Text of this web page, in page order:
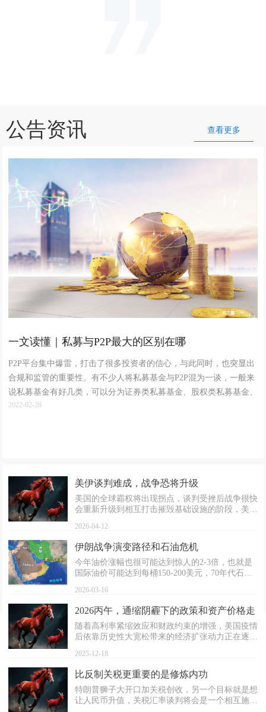
一文读懂｜私募与P2P最大的区别在哪
P2P平台集中爆雷，打击了很多投资者的信心，与此同时，也突显出
合规和监管的重要性。有不少人将私募基金与P2P混为一谈，一般来
说私募基金有好几类，可以分为证券类私募基金、股权类私募基金、
创业投资基金以及其他私募投资基金。
2022-02-28
美伊谈判难成，战争恐将升级
美国的全球霸权将出现拐点，谈判受挫后战争很快
会重新升级到相互打击摧毁基础设施的阶段，美伊
俱伤之后，年中才可能出现无奈的妥协或者地面持
久战。
2026-04-12
伊朗战争演变路径和石油危机
今年油价涨幅也很可能达到惊人的2-3倍，也就是
国际油价可能达到每桶150-200美元，70年代石油
上涨将对经济和资产价格形成重大冲击。
2026-03-16
2026丙午，通缩阴霾下的政策和资产价格走
势
随着高利率紧缩效应和财政约束的增强，美国疫情
后依靠历史性大宽松带来的经济扩张动力正在逐步
加关税贸易冲突也会影响美国的经济景气度，进而
削弱对2026年中国出口的拉动作用。未来国内的宏
观政策将围绕改善分配失衡，消费优先，就业优先
和民生优先的战略方向展开，预计将通过降息，调
整财政支出结构和扩大赤字，促使实际汇率升值，
2025-12-18
比反制关税更重要的是修炼内功
特朗普狮子大开口加关税创收，另一个目标就是想
让人民币升值，关税汇率谈判将会是一个相互施压
公告资讯 查看更多